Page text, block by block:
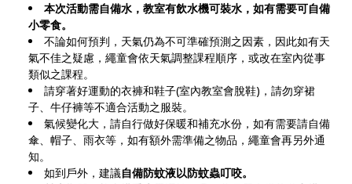
本次活動需自備水，教室有飲水機可裝水，如有需要可自備
小零食。
不論如何預判，天氣仍為不可準確預測之因素，因此如有天
氣不佳之疑慮，繩童會依天氣調整課程順序，或改在室內從事
類似之課程。
請穿著好運動的衣褲和鞋子(室內教室會脫鞋)，請勿穿裙
子、牛仔褲等不適合活動之服裝。
氣候變化大，請自行做好保暖和補充水份，如有需要請自備
傘、帽子、雨衣等，如有額外需準備之物品，繩童會再另外通
知。
如到戶外，建議自備防蚊液以防蚊蟲叮咬。